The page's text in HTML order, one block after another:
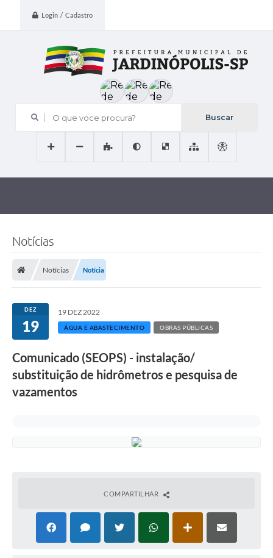
Login / Cadastro
O que voce procura?
Notícias
Notícias Notícia
DEZ
19
19 DEZ 2022
ÁGUA E ABASTECIMENTO OBRAS PÚBLICAS
Comunicado (SEOPS) - instalação/
substituição de hidrômetros e pesquisa de
vazamentos
COMPARTILHAR